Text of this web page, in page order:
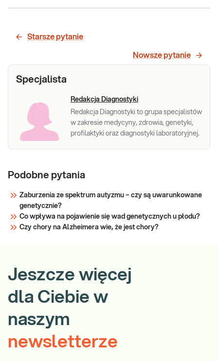
Choroba
Choroba o
początku
demencja -
analiza
sekwencji
kodującej
37 genów,
Choroba Alzheimera. Choroba o wczesnym
- analiza sekwencji kodującej 37 genów, met.
wykorzystaniem metod sekwencjonowania
nowej generacji (NGS). Badanie obejmuje t
Starsze pytanie
Nowsze pytanie
Specjalista
Redakcja Diagnostyki
Redakcja Diagnostyki to grupa specjalistów
w zakresie medycyny, zdrowia, genetyki,
profilaktyki oraz diagnostyki laboratoryjnej.
Podobne pytania
Zaburzenia ze spektrum autyzmu – czy są uwarunkowane
genetycznie?
Co wpływa na pojawienie się wad genetycznych u płodu?
Czy chory na Alzheimera wie, że jest chory?
Jeszcze więcej
dla Ciebie w
naszym
newsletterze